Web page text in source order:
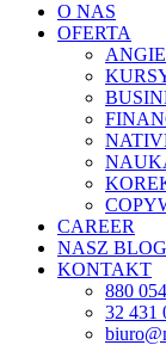
O NAS
OFERTA
CAREER
NASZ BLOG
KONTAKT
880
32 431